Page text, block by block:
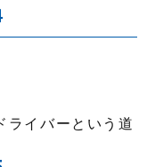
ライバーという道